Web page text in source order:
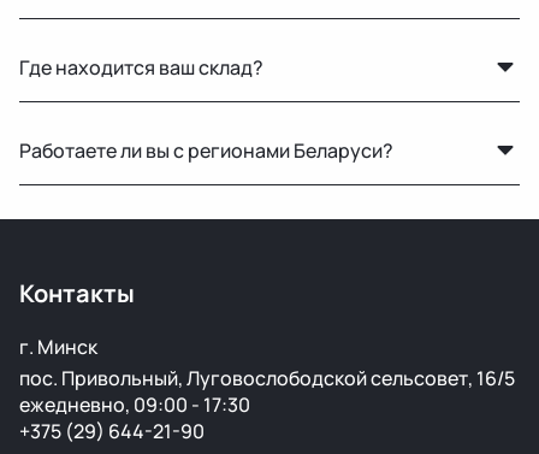
Benz, Toyota, Lexus, GMC, Chevrolet и других
популярных марок.
Где находится ваш склад?
есть склад в России для ускоренной доставки по РФ.
Работаете ли вы с регионами Беларуси?
Контакты
г. Минск
пос. Привольный, Луговослободской сельсовет, 16/5
ежедневно, 09:00 - 17:30
+375 (29) 644-21-90